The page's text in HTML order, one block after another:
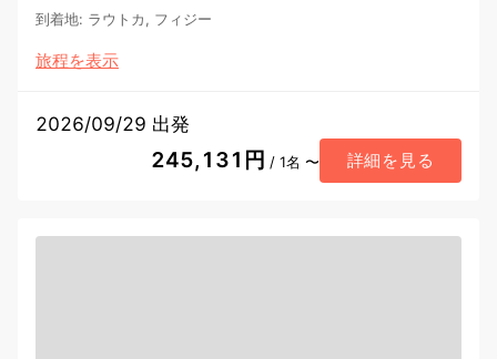
到着地: ラウトカ, フィジー
旅程を表示
2026/09/29 出発
245,131円 / 1名 〜 詳細を見る